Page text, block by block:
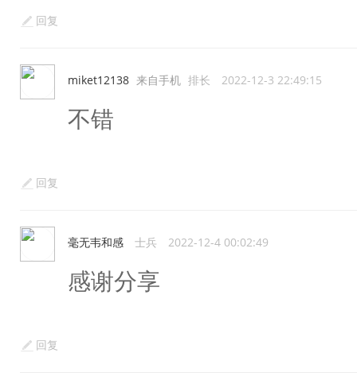
回复
miket12138 来自手机 排长 2022-12-3 22:49:15
不错
回复
毫无韦和感 士兵 2022-12-4 00:02:49
感谢分享
回复